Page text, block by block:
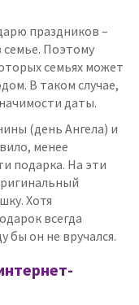
праздников –
семье. Поэтому
семьях может
В таком случае,
даты.
(день Ангела) и
менее
подарка. На эти
Хотя
всегда
бы он не вручался.